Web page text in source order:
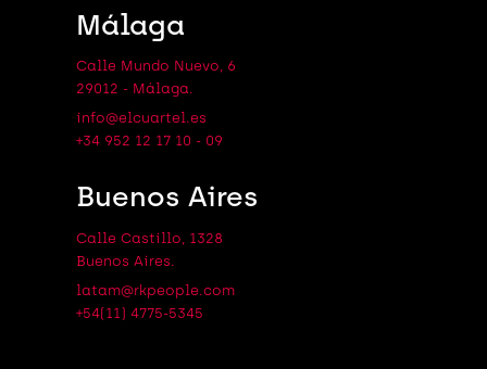
Málaga
Calle Mundo Nuevo, 6
29012 - Málaga.
info@elcuartel.es
+34 952 12 17 10 - 09
Buenos Aires
Calle Castillo, 1328
Buenos Aires.
latam@rkpeople.com
+54(11) 4775-5345